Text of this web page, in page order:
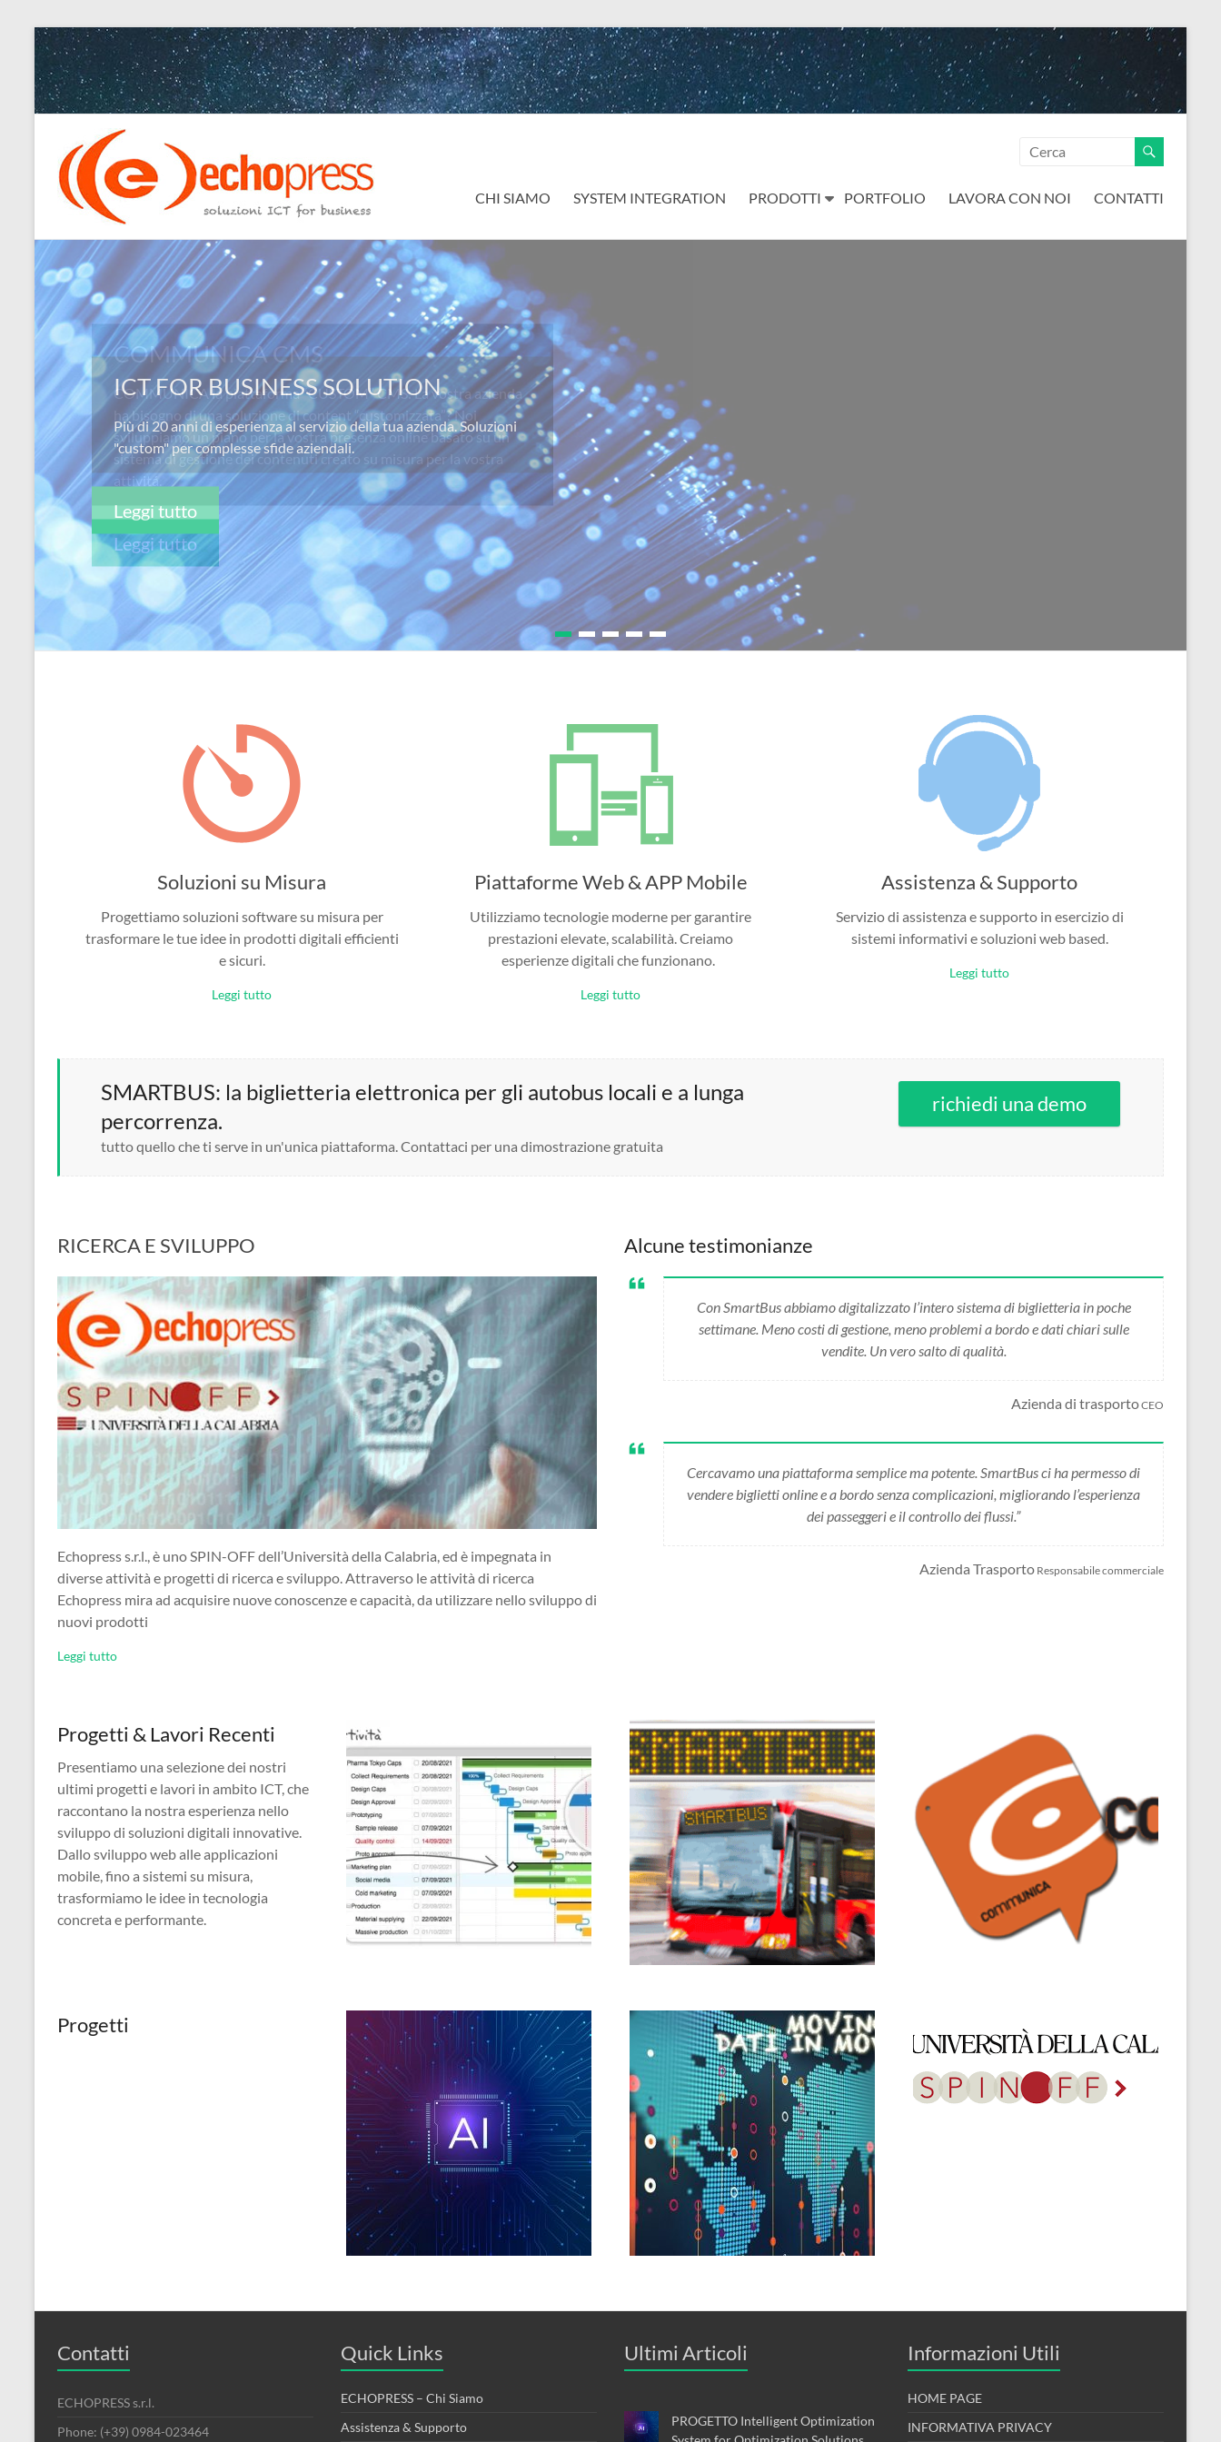
Salta
al
contenuto
Echopress
s.r.l.
soluzioni
ICT
for
business
Ingegneri
per
passione
CHI SIAMO SYSTEM INTEGRATION PRODOTTI PORTFOLIO LAVORA CON NOI CONTATTI
COMMUNICA CMS
COMMUNICA la piattaforma “CUSTOM” CMS: La vostra azienda
ha bisogno di una soluzione di content “customizzata”? Noi
sviluppiamo un piano per la vostra presenza online basato su un
sistema di gestione dei contenuti creato su misura per la vostra
attivitá.
Leggi tutto
Soluzioni su Misura
Progettiamo soluzioni software su misura per
trasformare le tue idee in prodotti digitali efficienti
e sicuri.
Leggi tutto
Piattaforme Web & APP Mobile
Utilizziamo tecnologie moderne per garantire
prestazioni elevate, scalabilità. Creiamo
esperienze digitali che funzionano.
Leggi tutto
Assistenza & Supporto
Servizio di assistenza e supporto in esercizio di
sistemi informativi e soluzioni web based.
Leggi tutto
SMARTBUS: la biglietteria elettronica per gli autobus locali e a lunga
percorrenza.
tutto quello che ti serve in un'unica piattaforma. Contattaci per una dimostrazione gratuita
richiedi una demo
RICERCA E SVILUPPO
Echopress s.r.l., è uno SPIN-OFF dell’Università della Calabria, ed è impegnata in
diverse attività e progetti di ricerca e sviluppo. Attraverso le attività di ricerca
Echopress mira ad acquisire nuove conoscenze e capacità, da utilizzare nello sviluppo di
nuovi prodotti
Leggi tutto
Alcune testimonianze
Con SmartBus abbiamo digitalizzato l’intero sistema di biglietteria in poche
settimane. Meno costi di gestione, meno problemi a bordo e dati chiari sulle
vendite. Un vero salto di qualità.
Azienda di trasportoCEO
Cercavamo una piattaforma semplice ma potente. SmartBus ci ha permesso di
vendere biglietti online e a bordo senza complicazioni, migliorando l’esperienza
dei passeggeri e il controllo dei flussi.”
Azienda Trasporto Responsabile commerciale
Progetti & Lavori Recenti
Presentiamo una selezione dei nostri
ultimi progetti e lavori in ambito ICT, che
raccontano la nostra esperienza nello
sviluppo di soluzioni digitali innovative.
Dallo sviluppo web alle applicazioni
mobile, fino a sistemi su misura,
trasformiamo le idee in tecnologia
concreta e performante.
Progetti
Contatti
ECHOPRESS s.r.l.
Phone: (+39) 0984-023464
Quick Links
ECHOPRESS – Chi Siamo
Assistenza & Supporto
Ultimi Articoli
PROGETTO Intelligent Optimization
Informazioni Utili
HOME PAGE
INFORMATIVA PRIVACY